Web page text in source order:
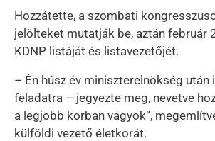
Hozzátette, a szombati
jelölteket mutatják be, aztán február
KDNP listáját és listavezetőjét.
– Én húsz év miniszterelnökség után
feladatra – jegyezte meg, nevetve
a legjobb korban vagyok”,
külföldi vezető életkorát.